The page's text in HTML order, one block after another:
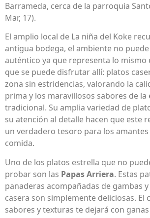
Barrameda, cerca de la parroquia
Mar, 17).
El amplio local de La niña del Koke
antigua bodega, el ambiente no
auténtico ya que representa lo mismo
que se puede disfrutar allí: platos
zona sin estridencias, valorando la
prima y los maravillosos sabores de la
tradicional. Su amplia variedad de
su atención al detalle hacen que este
un verdadero tesoro para los amantes
comida.
Uno de los platos estrella que no
probar son las Papas Arriera. Estas
panaderas acompañadas de gambas
casera son simplemente deliciosas. El
sabores y texturas te dejará con